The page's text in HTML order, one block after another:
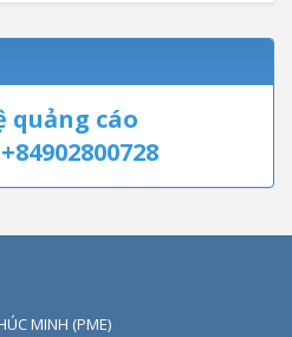
quảng cáo
MINH (PME)